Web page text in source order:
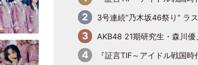
3号連続“乃木坂46祭り” ラストを飾るのは賀喜遥香…5年ぶりの登場に「5年分大人になった私を見
AKB48 21期研究生・森川優、可愛さもある大人
『証言TIF～アイドル戦国時代とはなんだったのか～』第11回：私立恵比寿中学・真山りか×安本彩花「TIFで10年ぶりのキョンシーメイクをしたら、場を完全に引かせて